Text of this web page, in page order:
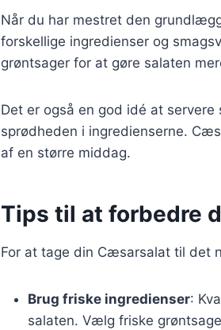
Når du har mestret den
forskellige ingredienser og
grøntsager for at gøre salaten
Det er også en god idé at
sprødheden i ingredienserne.
af en større middag.
Tips til at forbedre
For at tage din Cæsarsalat til det
Brug friske ingredienser:
salaten. Vælg friske